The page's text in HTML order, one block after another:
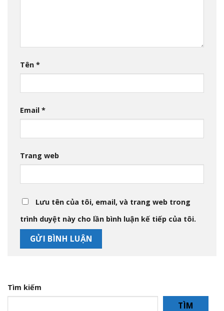
Tên *
Email *
Trang web
Lưu tên của tôi, email, và trang web trong
trình duyệt này cho lần bình luận kế tiếp của tôi.
Tìm kiếm
TÌM